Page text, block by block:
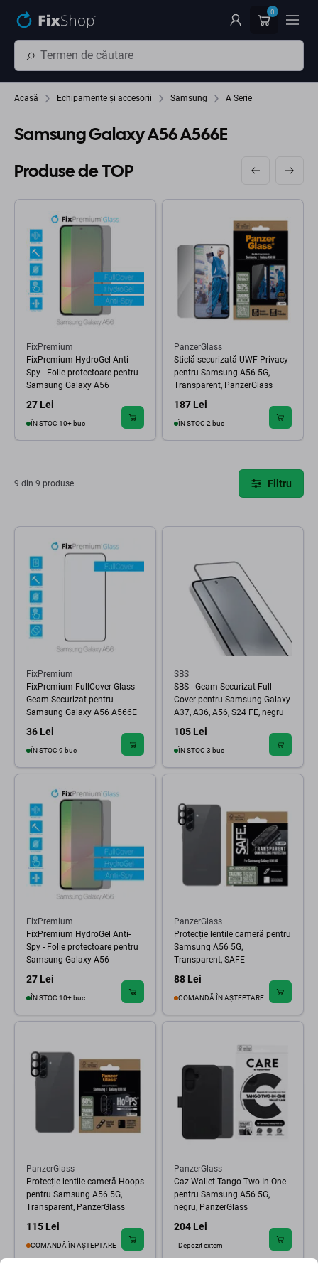
0
Acasă Echipamente și accesorii Samsung A Serie
Samsung Galaxy A56 A566E
Produse de TOP
FixPremium
FixPremium HydroGel Anti-
Spy - Folie protectoare pentru
Samsung Galaxy A56
27 Lei
ÎN STOC 10+ buc
PanzerGlass
Sticlă securizată UWF Privacy
pentru Samsung A56 5G,
Transparent, PanzerGlass
187 Lei
ÎN STOC 2 buc
9 din 9 produse Filtru
FixPremium
FixPremium FullCover Glass -
Geam Securizat pentru
Samsung Galaxy A56 A566E
36 Lei
ÎN STOC 9 buc
SBS
SBS - Geam Securizat Full
Cover pentru Samsung Galaxy
A37, A36, A56, S24 FE, negru
105 Lei
ÎN STOC 3 buc
FixPremium
FixPremium HydroGel Anti-
Spy - Folie protectoare pentru
Samsung Galaxy A56
27 Lei
ÎN STOC 10+ buc
PanzerGlass
Protecție lentile cameră pentru
Samsung A56 5G,
Transparent, SAFE
88 Lei
COMANDĂ ÎN AȘTEPTARE
PanzerGlass
Protecție lentile cameră Hoops
pentru Samsung A56 5G,
Transparent, PanzerGlass
115 Lei
COMANDĂ ÎN AȘTEPTARE
PanzerGlass
Caz Wallet Tango Two-In-One
pentru Samsung A56 5G,
negru, PanzerGlass
204 Lei
Depozit extern